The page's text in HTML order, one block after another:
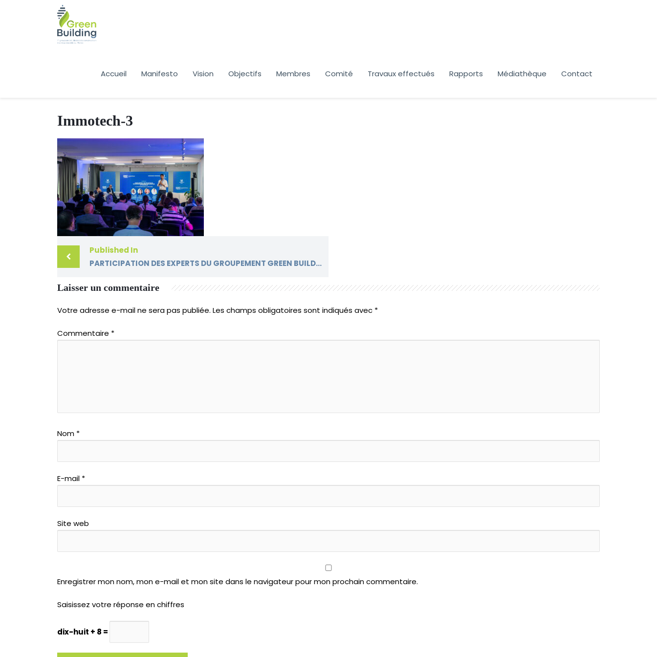
Accueil Manifesto Vision Objectifs Membres Comité Travaux effectués Rapports Médiathèque Contact
Immotech-3
Published In
PARTICIPATION DES EXPERTS DU GROUPEMENT GREEN BUILDING À L’IMMOTECH PROPTECH EXPO 2024
Laisser un commentaire
Votre adresse e-mail ne sera pas publiée. Les champs obligatoires sont indiqués avec *
Commentaire *
Nom *
E-mail *
Site web
Enregistrer mon nom, mon e-mail et mon site dans le navigateur pour mon prochain commentaire.
Saisissez votre réponse en chiffres
dix-huit + 8 =